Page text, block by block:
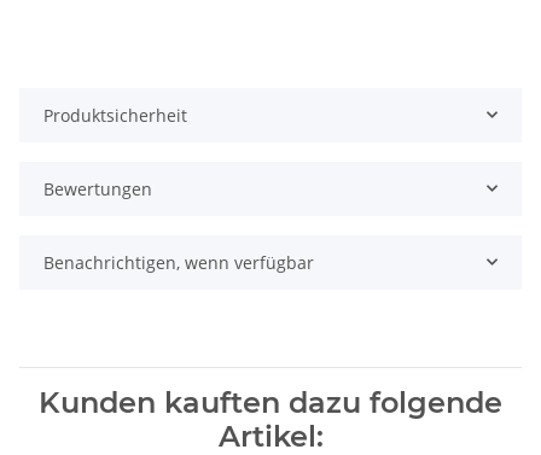
Produktsicherheit
Bewertungen
Benachrichtigen, wenn verfügbar
Kunden kauften dazu folgende
Artikel: